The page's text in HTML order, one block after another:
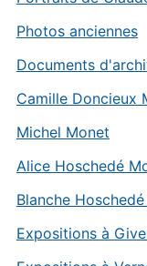
Photos anciennes
Documents
Camille Doncieux
Michel Monet
Alice Hoschedé
Blanche
Expositions à